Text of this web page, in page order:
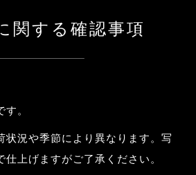
関する確認事項
。
状況や季節により異なります。写
上げますがご了承ください。